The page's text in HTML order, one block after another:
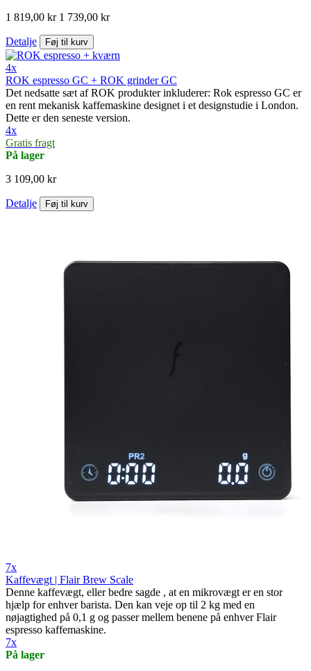
1 819,00 kr 1 739,00 kr
Detalje Føj til kurv
4x
ROK espresso GC + ROK grinder GC
Det nedsatte sæt af ROK produkter inkluderer: Rok espresso GC er
en rent mekanisk kaffemaskine designet i et designstudie i London.
Dette er den seneste version.
4x
Gratis fragt
På lager
3 109,00 kr
Detalje Føj til kurv
7x
Kaffevægt | Flair Brew Scale
Denne kaffevægt, eller bedre sagde , at en mikrovægt er en stor
hjælp for enhver barista. Den kan veje op til 2 kg med en
nøjagtighed på 0,1 g og passer mellem benene på enhver Flair
espresso kaffemaskine.
7x
På lager